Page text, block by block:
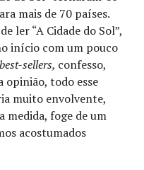
mais de 70 países.
ler “A Cidade do Sol”,
início com um pouco
best-sellers, confesso,
opinião, todo esse
muito envolvente,
medida, foge de um
acostumados